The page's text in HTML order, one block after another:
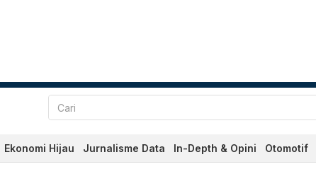
Ekonomi Hijau Jurnalisme Data In-Depth & Opini Otomotif